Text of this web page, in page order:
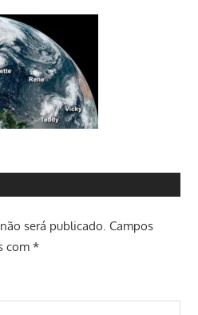
será publicado. Campos
com *